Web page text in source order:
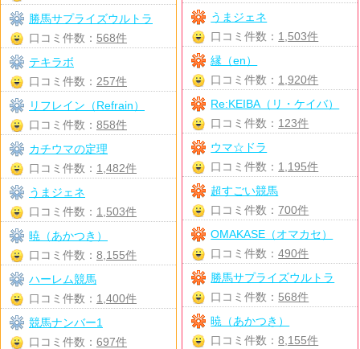
うまジェネ
口コミ件数： 1,503件
縁（en）
口コミ件数： 1,920件
Re:KEIBA（リ・ケイバ）
口コミ件数： 123件
ウマ☆ドラ
口コミ件数： 1,195件
超すごい競馬
口コミ件数：700件
OMAKASE（オマカセ）
口コミ件数：490件
勝馬サプライズウルトラ
口コミ件数： 568件
暁（あかつき）
口コミ件数：8,155件
勝馬サプライズウルトラ
口コミ件数： 568件
テキラボ
口コミ件数： 257件
リフレイン（Refrain）
口コミ件数： 858件
カチウマの定理
口コミ件数： 1,482件
うまジェネ
口コミ件数： 1,503件
暁（あかつき）
口コミ件数： 8,155件
ハーレム競馬
口コミ件数： 1,400件
競馬ナンバー1
口コミ件数： 697件